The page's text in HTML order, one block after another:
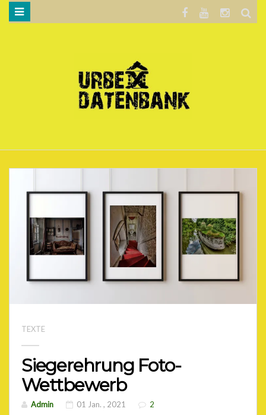
DATENSCHUTZERKLÄRUNG
TEXTE
Siegerehrung Foto-
Wettbewerb
Admin 01 Jan. , 2021 2